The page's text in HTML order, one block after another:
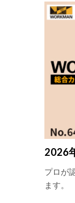
2026
プロが
ます。